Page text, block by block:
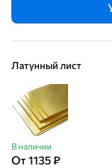
Латунный лист
В наличии
От 1135 ₽